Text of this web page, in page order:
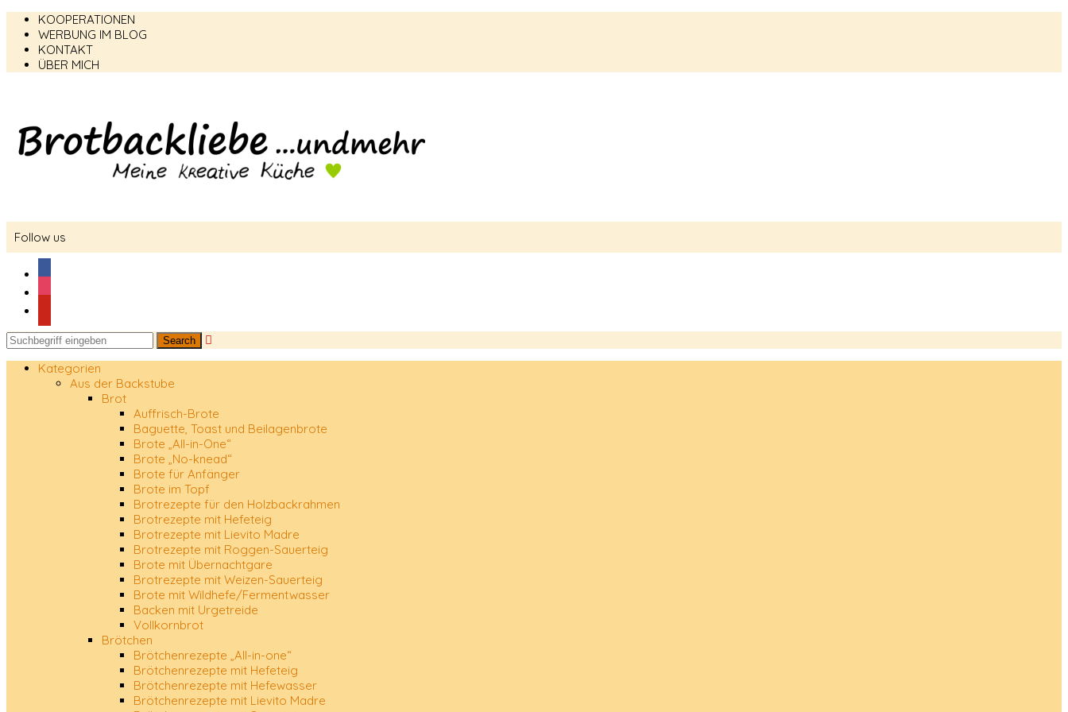
KOOPERATIONEN
WERBUNG IM BLOG
KONTAKT
ÜBER MICH
Follow us

Kategorien
Aus der Backstube
Brot
Auffrisch-Brote
Baguette, Toast und Beilagenbrote
Brote „All-in-One“
Brote „No-knead“
Brote für Anfänger
Brote im Topf
Brotrezepte für den Holzbackrahmen
Brotrezepte mit Hefeteig
Brotrezepte mit Lievito Madre
Brotrezepte mit Roggen-Sauerteig
Brote mit Übernachtgare
Brotrezepte mit Weizen-Sauerteig
Brote mit Wildhefe/Fermentwasser
Backen mit Urgetreide
Vollkornbrot
Brötchen
Brötchenrezepte „All-in-one“
Brötchenrezepte mit Hefeteig
Brötchenrezepte mit Hefewasser
Brötchenrezepte mit Lievito Madre